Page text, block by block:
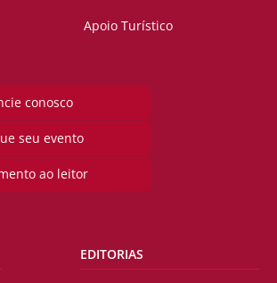
Apoio Turístico
conosco
seu evento
ao leitor
EDITORIAS